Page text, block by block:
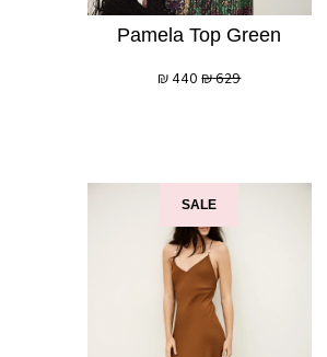
Pamela Top Green
629
₪
440
₪
SALE